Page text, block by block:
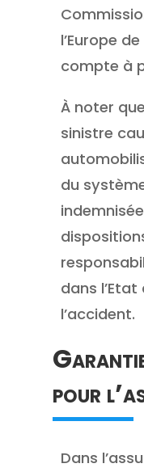
l’Europe
compte à
À noter
sinistre
du
dans
l’accident.
pour
Dans